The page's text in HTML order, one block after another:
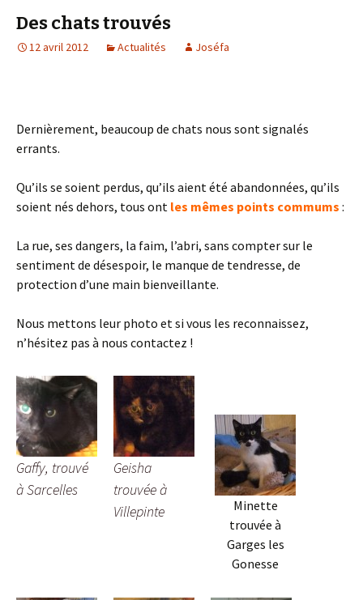
Des chats trouvés
12 avril 2012 Actualités Joséfa
Dernièrement, beaucoup de chats nous sont signalés
errants.
Qu’ils se soient perdus, qu’ils aient été abandonnées, qu’ils
soient nés dehors, tous ont les mêmes points commums :
La rue, ses dangers, la faim, l’abri, sans compter sur le
sentiment de désespoir, le manque de tendresse, de
protection d’une main bienveillante.
Nous mettons leur photo et si vous les reconnaissez,
n’hésitez pas à nous contactez !
Gaffy, trouvé
à Sarcelles
Geisha
trouvée à
Villepinte
Minette
trouvée à
Garges les
Gonesse